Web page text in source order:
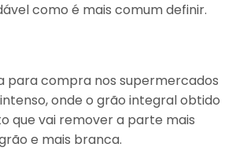
como é mais comum definir.
para compra nos supermercados
onde o grão integral obtido
que vai remover a parte mais
e mais branca.